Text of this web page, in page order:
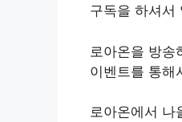
구독을 하셔서
로아온을 방
이벤트를 통해
로아온에서 나